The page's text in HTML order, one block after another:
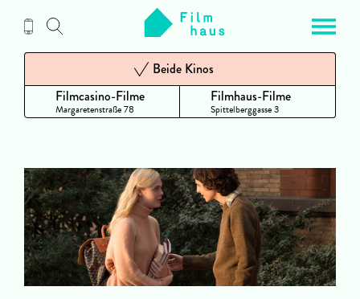
Inhalt
Filmcasino-Filme
Margaretenstraße 78
Beide Kinos
Filmhaus-Filme
Spittelberggasse 3